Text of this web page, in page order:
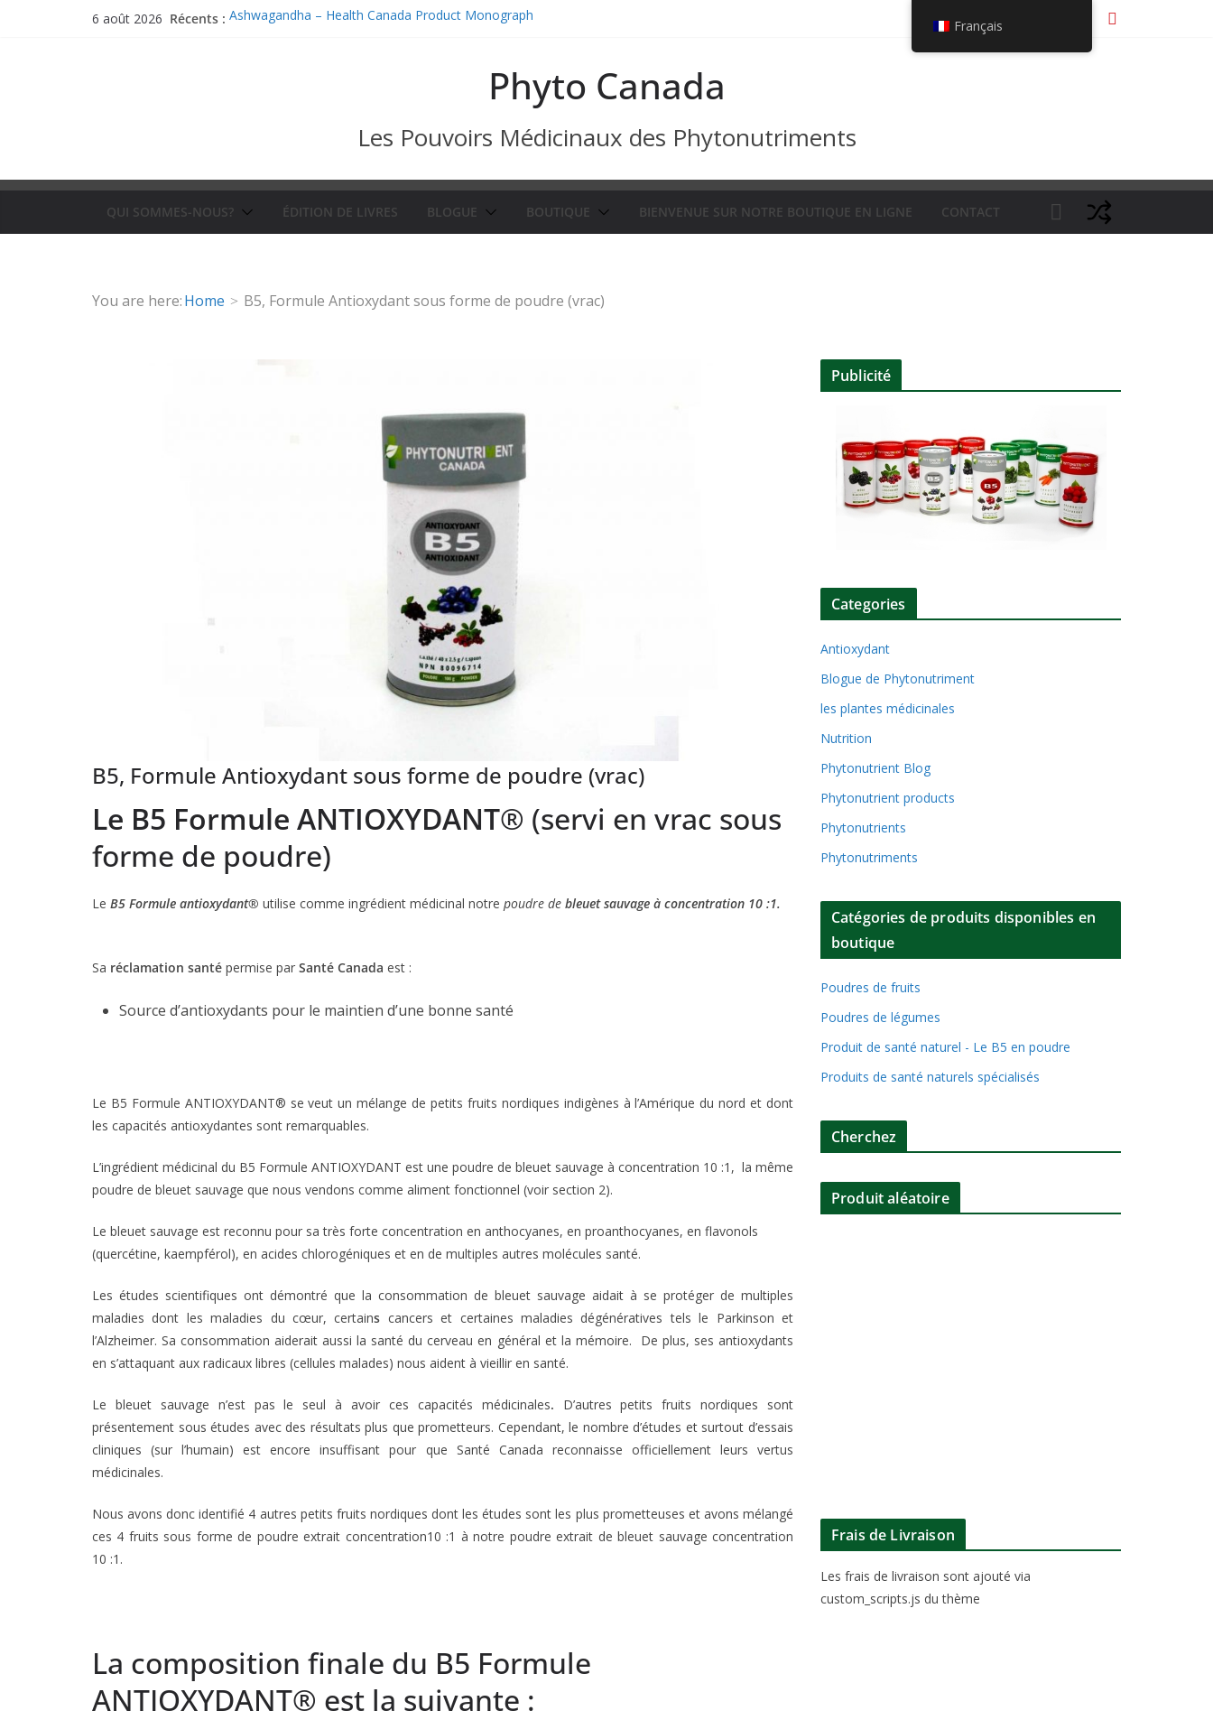
6 août 2026 Récents : Ashwagandha – Health Canada Product Monograph
Phyto Canada
Les Pouvoirs Médicinaux des Phytonutriments
QUI SOMMES-NOUS? ÉDITION DE LIVRES BLOGUE BOUTIQUE BIENVENUE SUR NOTRE BOUTIQUE EN LIGNE CONTACT
You are here:Home B5, Formule Antioxydant sous forme de poudre (vrac)
B5, Formule Antioxydant sous forme de poudre (vrac)
Le B5 Formule ANTIOXYDANT® (servi en vrac sous
forme de poudre)
Le B5 Formule antioxydant® utilise comme ingrédient médicinal notre poudre de bleuet sauvage à concentration 10 :1.
Sa réclamation santé permise par Santé Canada est :
Source d’antioxydants pour le maintien d’une bonne santé
Le B5 Formule ANTIOXYDANT® se veut un mélange de petits fruits nordiques indigènes à l’Amérique du nord et dont
les capacités antioxydantes sont remarquables.
L’ingrédient médicinal du B5 Formule ANTIOXYDANT est une poudre de bleuet sauvage à concentration 10 :1, la même
poudre de bleuet sauvage que nous vendons comme aliment fonctionnel (voir section 2).
Le bleuet sauvage est reconnu pour sa très forte concentration en anthocyanes, en proanthocyanes, en flavonols
(quercétine, kaempférol), en acides chlorogéniques et en de multiples autres molécules santé.
Les études scientifiques ont démontré que la consommation de bleuet sauvage aidait à se protéger de multiples
maladies dont les maladies du cœur, certains cancers et certaines maladies dégénératives tels le Parkinson et
l’Alzheimer. Sa consommation aiderait aussi la santé du cerveau en général et la mémoire. De plus, ses antioxydants
en s’attaquant aux radicaux libres (cellules malades) nous aident à vieillir en santé.
Le bleuet sauvage n’est pas le seul à avoir ces capacités médicinales. D’autres petits fruits nordiques sont
présentement sous études avec des résultats plus que prometteurs. Cependant, le nombre d’études et surtout d’essais
cliniques (sur l’humain) est encore insuffisant pour que Santé Canada reconnaisse officiellement leurs vertus
médicinales.
Nous avons donc identifié 4 autres petits fruits nordiques dont les études sont les plus prometteuses et avons mélangé
ces 4 fruits sous forme de poudre extrait concentration10 :1 à notre poudre extrait de bleuet sauvage concentration
10 :1.
La composition finale du B5 Formule
ANTIOXYDANT® est la suivante :
Publicité
Categories
Antioxydant
Blogue de Phytonutriment
les plantes médicinales
Nutrition
Phytonutrient Blog
Phytonutrient products
Phytonutrients
Phytonutriments
Catégories de produits disponibles en
boutique
Poudres de fruits
Poudres de légumes
Produit de santé naturel - Le B5 en poudre
Produits de santé naturels spécialisés
Cherchez
Produit aléatoire
Frais de Livraison
Les frais de livraison sont ajouté via
custom_scripts.js du thème
Français